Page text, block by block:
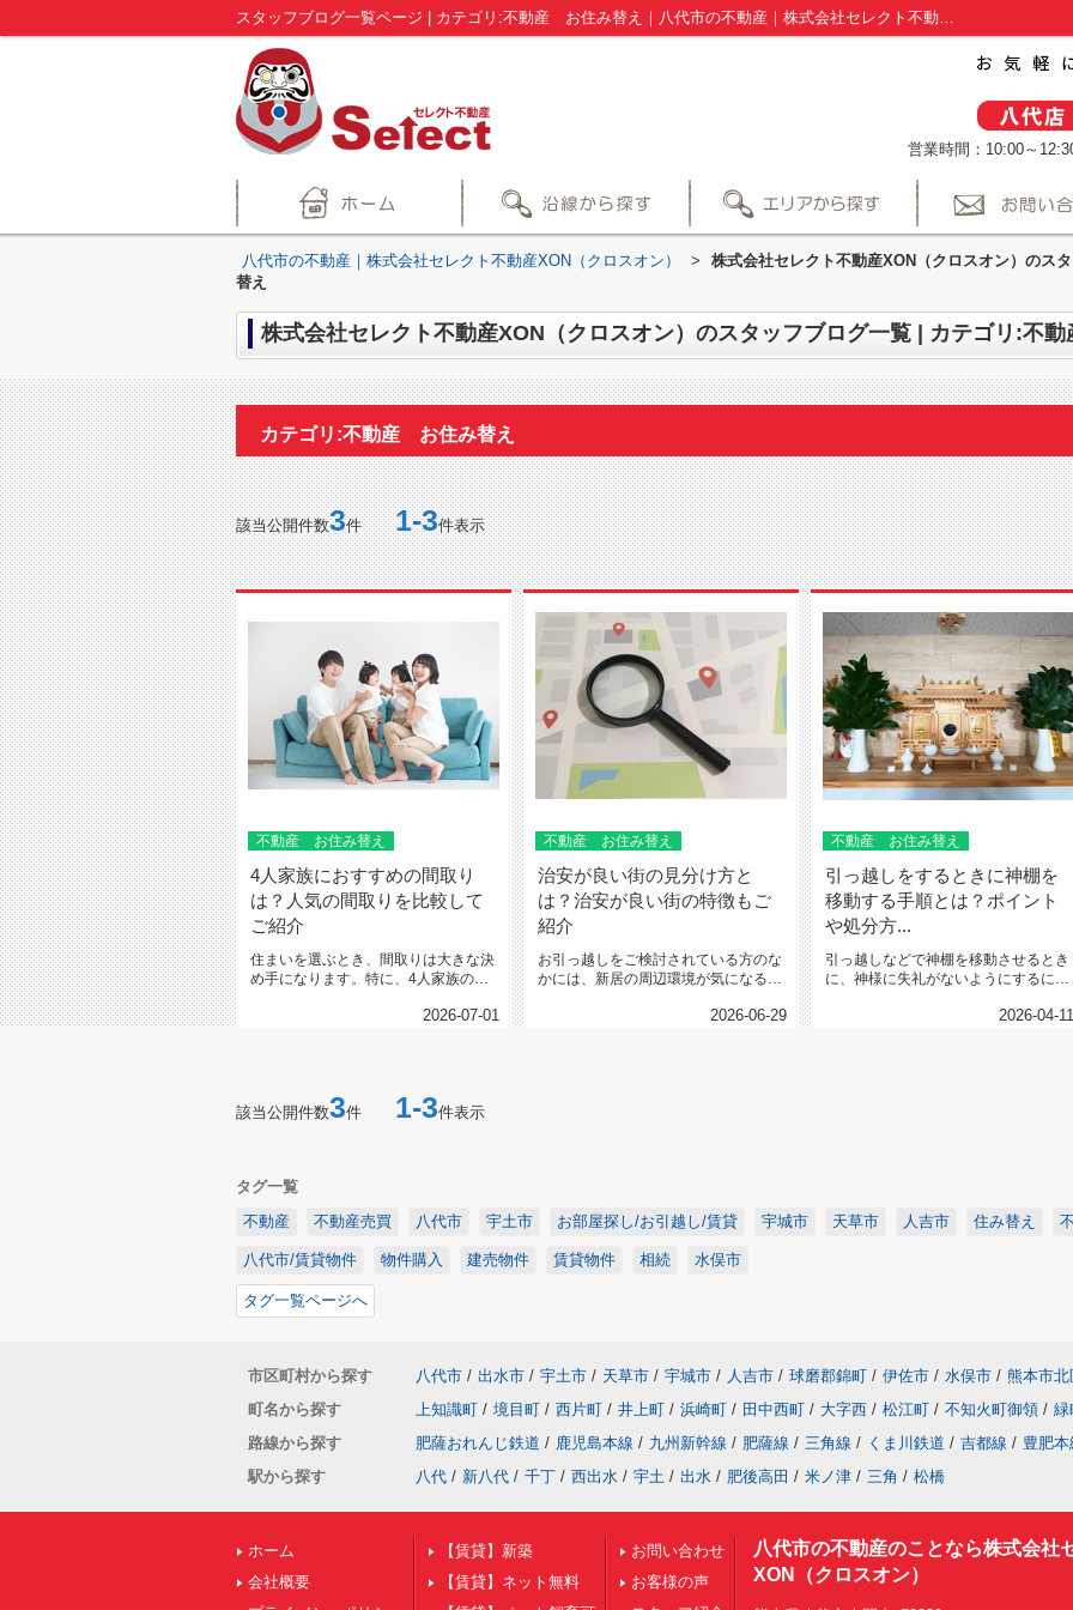
スタッフブログ一覧ページ | カテゴリ:不動産 お住み替え｜八代市の不動産｜株式会社セレクト不動産XON（クロスオン）
営業時間：10:00～
八代市の不動産｜株式会社セレクト不動産XON（クロスオン） >
株式会社セレクト不動産XON（クロスオン）の
替え
株式会社セレクト不動産XON（クロスオン）のスタッフブログ一覧 | カテゴリ:不
カテゴリ:不動産 お住み替え
該当公開件数3件1-3件表示
不動産 お住み替え
4人家族におすすめの間取り
は？人気の間取りを比較して
ご紹介
住まいを選ぶとき、間取りは大きな決
め手になります。特に、4人家族の場
2026-07-01
不動産 お住み替え
治安が良い街の見分け方と
は？治安が良い街の特徴もご
紹介
お引っ越しをご検討されている方のな
かには、新居の周辺環境が気になる方
2026-06-29
不動産 お住み替え
引っ越しをするときに神棚を
移動する手順とは？ポイント
や処分方...
引っ越しなどで神棚を移動させるとき
に、神様に失礼がないようにするに
2026-04-11
該当公開件数3件 1-3件表示
タグ一覧
不動産
不動産売買 八代市 宇土市 お部屋探し/お引越し/賃貸 宇城市 天草市 人吉市 住み替え
八代市/賃貸物件 物件購入 建売物件 賃貸物件 相続 水俣市
タグ一覧ページへ
市区町村から探す 八代市 / 出水市 / 宇土市 / 天草市 / 宇城市 / 人吉市 / 球磨郡錦町 / 伊佐市 / 水俣市 / 熊本市北
町名から探す
上知識町 / 境目町 / 西片町 / 井上町 / 浜崎町 / 田中西町 / 大字西 / 松江町 / 不知火町御領 / 緑
路線から探す
肥薩おれんじ鉄道 / 鹿児島本線 / 九州新幹線 / 肥薩線 / 三角線 / くま川鉄道 / 吉都線 / 豊肥本
駅から探す
八代 / 新八代 / 千丁 / 西出水 / 宇土 / 出水 / 肥後高田 / 米ノ津 / 三角 / 松橋
ホーム
会社概要
【賃貸】新築
【賃貸】ネット無料
お問い合わせ
お客様の声
八代市の不動産のことなら株式会社
XON（クロスオン）